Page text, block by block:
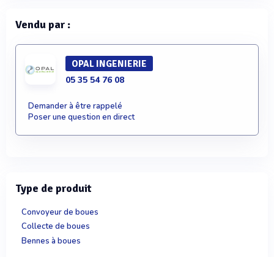
Vendu par :
OPAL INGENIERIE
05 35 54 76 08
Demander à être rappelé
Poser une question en direct
Type de produit
Convoyeur de boues
Collecte de boues
Bennes à boues